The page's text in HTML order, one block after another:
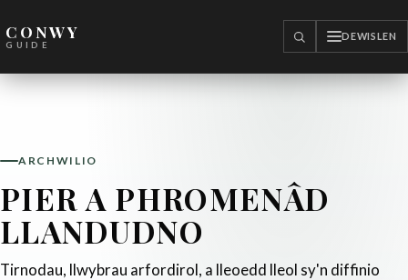
CONWY
GUIDE CHWILIO
DEWISLEN
ARCHWILIO
PIER A PHROMENÂD
LLANDUDNO
Tirnodau, llwybrau arfordirol, a lleoedd lleol sy'n diffinio